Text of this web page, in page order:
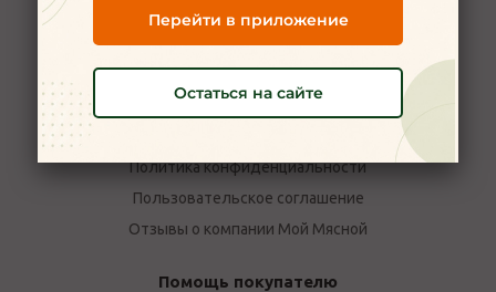
О компании
Новости
Политика конфиденциальности
Пользовательское соглашение
Отзывы о компании Мой Мясной
Помощь покупателю
Перейти в приложение
Остаться на сайте